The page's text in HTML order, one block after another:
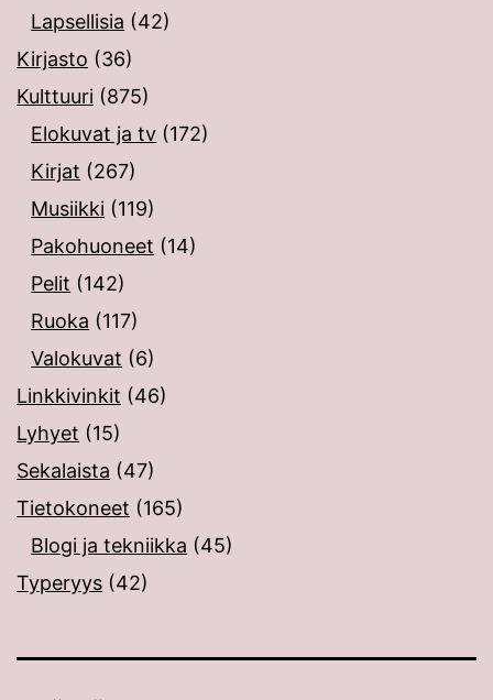
Lapsellisia (42)
Kirjasto (36)
Kulttuuri (875)
Elokuvat ja tv (172)
Kirjat (267)
Musiikki (119)
Pakohuoneet (14)
Pelit (142)
Ruoka (117)
Valokuvat (6)
Linkkivinkit (46)
Lyhyet (15)
Sekalaista (47)
Tietokoneet (165)
Blogi ja tekniikka (45)
Typeryys (42)